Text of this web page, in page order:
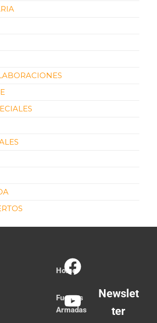
Home
Fuerzas
Armadas
Newslet
ter